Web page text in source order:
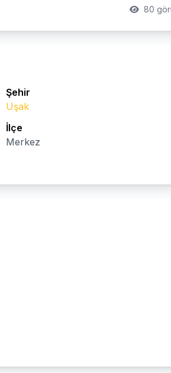
80
Şehir
Uşak
İlçe
Merkez